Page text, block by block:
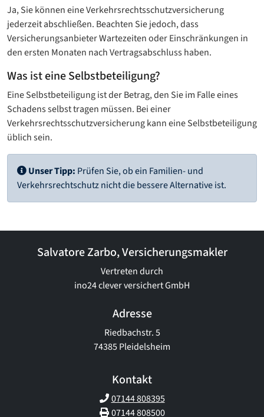
Ja, Sie können eine Verkehrsrechtsschutz­versicherung
jederzeit abschließen. Beachten Sie jedoch, dass
Versicherungsanbieter Wartezeiten oder Einschränkungen in
den ersten Monaten nach Vertragsabschluss haben.
Was ist eine Selbstbeteiligung?
Eine Selbstbeteiligung ist der Betrag, den Sie im Falle eines
Schadens selbst tragen müssen. Bei einer
Verkehrsrechtsschutzversicherung kann eine Selbstbeteiligung
üblich sein.
Unser Tipp: Prüfen Sie, ob ein Familien- und
Verkehrsrechtschutz nicht die bessere Alternative ist.
Salvatore Zarbo, Versicherungsmakler
Vertreten durch
ino24 clever versichert GmbH
Adresse
Riedbachstr. 5
74385 Pleidelsheim
Kontakt
07144 808395
07144 808500